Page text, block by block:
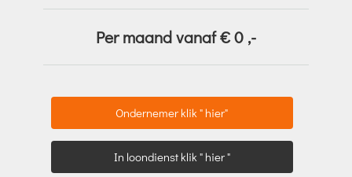
Per maand vanaf €0 ,-
Ondernemer klik " hier"
In loondienst klik " hier "